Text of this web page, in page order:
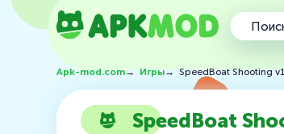
Apk-mod.com→Игры→SpeedBoat Shooting
SpeedBoat